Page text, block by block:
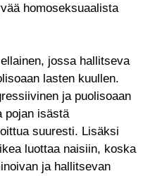
homoseksuaalista
jossa hallitseva
lasten kuullen.
ja puolisoaan
pojan isästä
suuresti. Lisäksi
luottaa naisiin, koska
ja hallitsevan